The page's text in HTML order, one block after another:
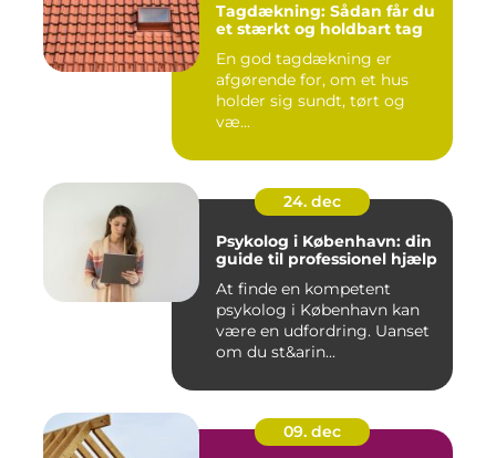
Tagdækning: Sådan får du
et stærkt og holdbart tag
En god tagdækning er
afgørende for, om et hus
holder sig sundt, tørt og
væ...
24. dec
Psykolog i København: din
guide til professionel hjælp
At finde en kompetent
psykolog i København kan
være en udfordring. Uanset
om du st&arin...
09. dec